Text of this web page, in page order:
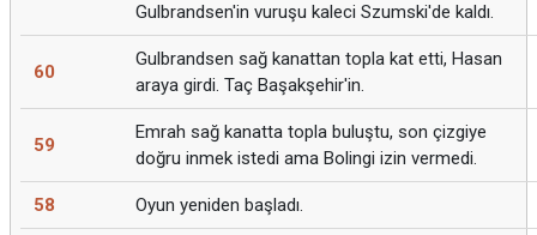
Gulbrandsen'in vuruşu kaleci Szumski'de kaldı.
60
Gulbrandsen sağ kanattan topla kat etti, Hasan
araya girdi. Taç Başakşehir'in.
59
Emrah sağ kanatta topla buluştu, son çizgiye
doğru inmek istedi ama Bolingi izin vermedi.
58 Oyun yeniden başladı.